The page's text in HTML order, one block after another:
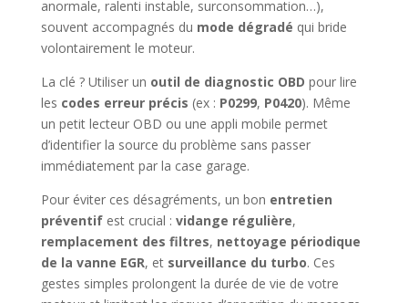
anormale, ralenti instable, surconsommation…),
souvent accompagnés du mode dégradé qui bride
volontairement le moteur.
La clé ? Utiliser un outil de diagnostic OBD pour lire
les codes erreur précis (ex : P0299, P0420). Même
un petit lecteur OBD ou une appli mobile permet
d’identifier la source du problème sans passer
immédiatement par la case garage.
Pour éviter ces désagréments, un bon entretien
préventifest crucial : vidange régulière,
remplacement des filtres, nettoyage périodique
de la vanne EGR, et surveillance du turbo. Ces
gestes simples prolongent la durée de vie de votre